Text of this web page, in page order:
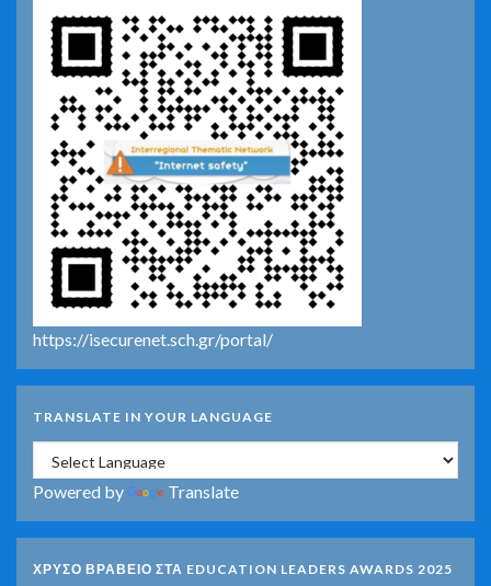
https://isecurenet.sch.gr/portal/
TRANSLATE IN YOUR LANGUAGE
Powered by Translate
ΧΡΥΣΟ ΒΡΑΒΕΙΟ ΣΤΑ EDUCATION LEADERS AWARDS 2025